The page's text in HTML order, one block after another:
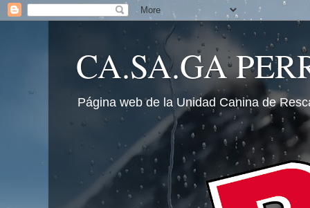
CA.SA.GA
Página web de la Unidad Canina de